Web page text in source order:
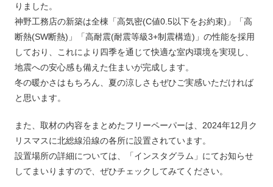
りました。
神野工務店の新築は全棟「高気密(C値0.5以下をお約束)」「高
断熱(SW断熱)」「高耐震(耐震等級3+制震構造)」の性能を採用
しており、これにより四季を通じて快適な室内環境を実現し、
地震への安心感も備えた住まいが完成します。
冬の暖かさはもちろん、夏の涼しさもぜひご実感いただければ
と思います。
また、取材の内容をまとめたフリーペーパーは、2024年12月ク
リスマスに北総線沿線の各所に設置されています。
設置場所の詳細については、「インスタグラム」にてお知らせ
してまいりますので、ぜひチェックしてみてください。